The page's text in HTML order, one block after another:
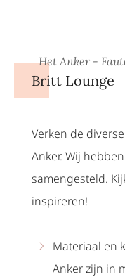
Het Anker -
Britt Lounge
Verken de
Anker. Wij
samengesteld.
inspireren!
Materiaal en
Anker zijn in